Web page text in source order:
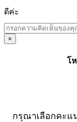
ดีค่ะ
×
โ
กรุณาเลือกคะแ